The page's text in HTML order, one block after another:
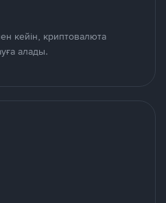
кейін, криптовалюта
алады.